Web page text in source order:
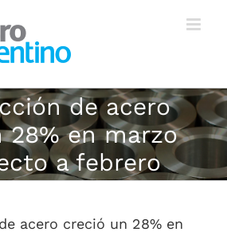
de acero
28% en marzo
a febrero
acero creció un 28% en